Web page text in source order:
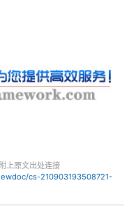
上原文出处连接
cs-210903193508721-